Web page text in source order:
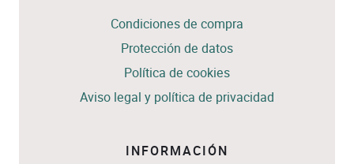
Condiciones de compra
Protección de datos
Política de cookies
Aviso legal y política de privacidad
INFORMACIÓN